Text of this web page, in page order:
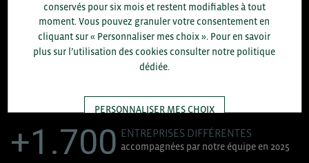
8.300
ACCOMPAGNEMENTS RÉALISÉS EN 2025
+1.700 ENTREPRISES DIFFÉRENTES
accompagnées par notre équipe en 2025
conservés pour six mois et restent modifiables à tout
moment. Vous pouvez granuler votre consentement en
cliquant sur « Personnaliser mes choix ». Pour en savoir
plus sur l’utilisation des cookies consulter notre politique
dédiée.
PERSONNALISER MES CHOIX
TOUT ACCEPTER